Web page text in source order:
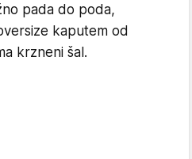
pada do poda,
kaputem od
krzneni šal.